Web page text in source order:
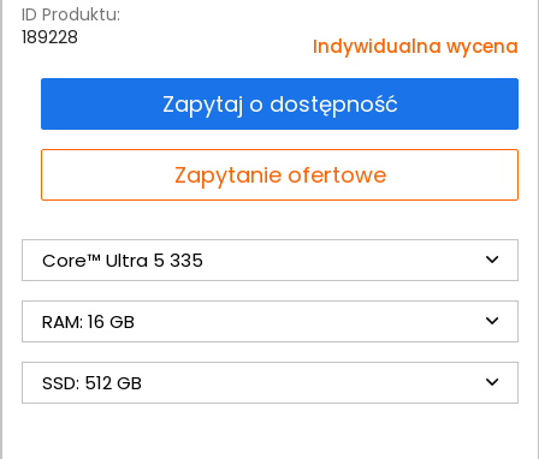
ID Produktu:
189228
Indywidualna wycena
Zapytaj o dostępność
Zapytanie ofertowe
Core™ Ultra 5 335
RAM: 16 GB
SSD: 512 GB